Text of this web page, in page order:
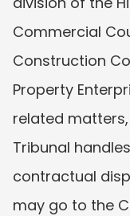
Commercial
Construction
Property
related
Tribunal
contractual
may go to the